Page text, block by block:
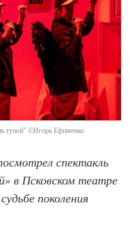
тупой" ©Игорь Ефименко
спектакль
в Псковском театре
поколения